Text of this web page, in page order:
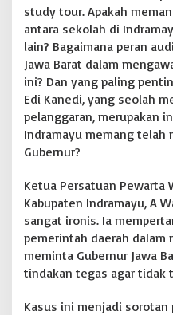
study tour. Apakah
antara sekolah di
lain? Bagaimana peran
Jawa Barat dalam
ini? Dan yang paling
Edi Kanedi, yang seolah
pelanggaran, merupakan
Indramayu memang telah
Gubernur?
Ketua Persatuan Pewarta
Kabupaten Indramayu, A
sangat ironis. Ia
pemerintah daerah dalam
meminta Gubernur Jawa
tindakan tegas agar tidak
Kasus ini menjadi